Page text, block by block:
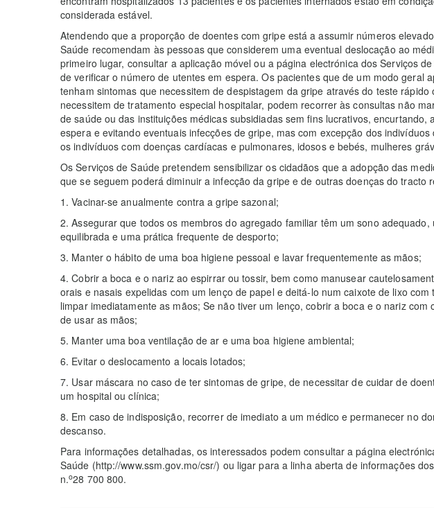
considerada estável.
Atendendo que a proporção de doentes com gripe está a assumir números
Saúde recomendam às pessoas que considerem uma eventual deslocação ao
primeiro lugar, consultar a aplicação móvel ou a página electrónica dos Serviços
de verificar o número de utentes em espera. Os pacientes que de um modo geral
tenham sintomas que necessitem de despistagem da gripe através do teste rápido
necessitem de tratamento especial hospitalar, podem recorrer às consultas não
de saúde ou das instituições médicas subsidiadas sem fins lucrativos, encurtando,
espera e evitando eventuais infecções de gripe, mas com excepção dos indivíduos
os indivíduos com doenças cardíacas e pulmonares, idosos e bebés, mulheres
Os Serviços de Saúde pretendem sensibilizar os cidadãos que a adopção das
que se seguem poderá diminuir a infecção da gripe e de outras doenças do tracto
1. Vacinar-se anualmente contra a gripe sazonal;
2. Assegurar que todos os membros do agregado familiar têm um sono adequado,
equilibrada e uma prática frequente de desporto;
3. Manter o hábito de uma boa higiene pessoal e lavar frequentemente as mãos;
4. Cobrir a boca e o nariz ao espirrar ou tossir, bem como manusear
orais e nasais expelidas com um lenço de papel e deitá-lo num caixote de lixo com
limpar imediatamente as mãos; Se não tiver um lenço, cobrir a boca e o nariz com
de usar as mãos;
5. Manter uma boa ventilação de ar e uma boa higiene ambiental;
6. Evitar o deslocamento a locais lotados;
7. Usar máscara no caso de ter sintomas de gripe, de necessitar de cuidar de
um hospital ou clínica;
8. Em caso de indisposição, recorrer de imediato a um médico e permanecer no
descanso.
Para informações detalhadas, os interessados podem consultar a página
Saúde (http://www.ssm.gov.mo/csr/) ou ligar para a linha aberta de informações
n.o28 700 800.